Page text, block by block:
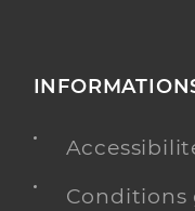
Conditions